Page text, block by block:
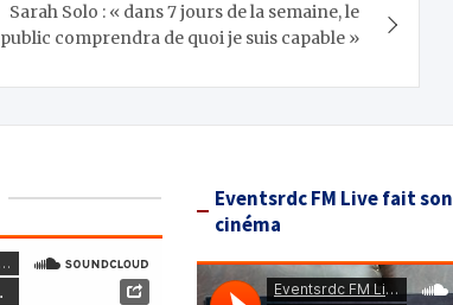
Sarah Solo : « dans 7 jours de la semaine, le
public comprendra de quoi je suis capable »
Eventsrdc FM Live fait son
cinéma